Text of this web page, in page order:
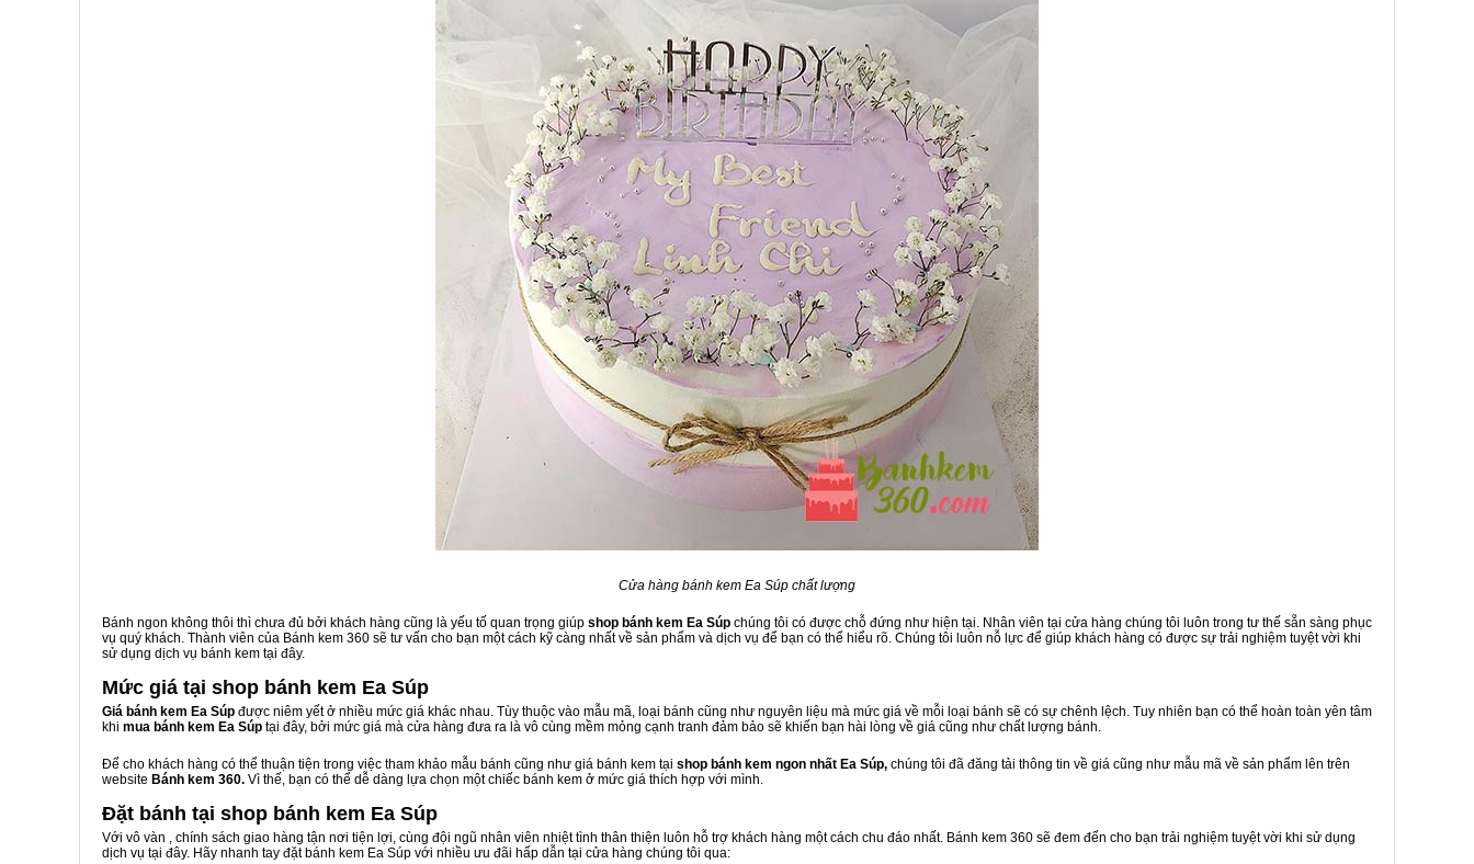
Cửa hàng bánh kem Ea Súp chất lượng
Bánh ngon không thôi thì chưa đủ bởi khách hàng cũng là yếu tố quan trọng giúp shop bánh kem Ea Súp chúng tôi có được chỗ đứng như hiện tại. Nhân viên tại cửa hàng chúng tôi luôn trong tư thế sẵn sàng phục
vụ quý khách. Thành viên của Bánh kem 360 sẽ tư vấn cho bạn một cách kỹ càng nhất về sản phẩm và dịch vụ để bạn có thể hiểu rõ. Chúng tôi luôn nỗ lực để giúp khách hàng có được sự trải nghiệm tuyệt vời khi
sử dụng dịch vụ bánh kem tại đây.
Mức giá tại shop bánh kem Ea Súp
Giá bánh kem Ea Súp được niêm yết ở nhiều mức giá khác nhau. Tùy thuộc vào mẫu mã, loại bánh cũng như nguyên liệu mà mức giá về mỗi loại bánh sẽ có sự chênh lệch. Tuy nhiên bạn có thể hoàn toàn yên tâm
khi mua bánh kem Ea Súp tại đây, bởi mức giá mà cửa hàng đưa ra là vô cùng mềm mỏng cạnh tranh đảm bảo sẽ khiến bạn hài lòng về giá cũng như chất lượng bánh.
Để cho khách hàng có thể thuận tiện trong việc tham khảo mẫu bánh cũng như giá bánh kem tại shop bánh kem ngon nhất Ea Súp, chúng tôi đã đăng tải thông tin về giá cũng như mẫu mã về sản phẩm lên trên
website Bánh kem 360. Vì thế, bạn có thể dễ dàng lựa chọn một chiếc bánh kem ở mức giá thích hợp với mình.
Đặt bánh tại shop bánh kem Ea Súp
Với vô vàn , chính sách giao hàng tận nơi tiện lợi, cùng đội ngũ nhân viên nhiệt tình thân thiện luôn hỗ trợ khách hàng một cách chu đáo nhất. Bánh kem 360 sẽ đem đến cho bạn trải nghiệm tuyệt vời khi sử dụng
dịch vụ tại đây. Hãy nhanh tay đặt bánh kem Ea Súp với nhiều ưu đãi hấp dẫn tại cửa hàng chúng tôi qua: